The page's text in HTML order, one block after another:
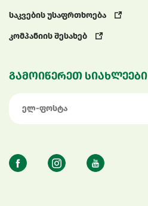
საკვების უსაფრთხოება
კომპანიის შესახებ
გამოიწერეთ სიახლეები